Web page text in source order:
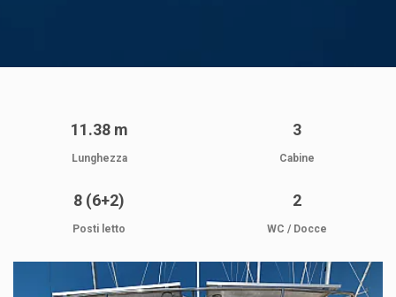
11.38 m
Lunghezza
3
Cabine
8 (6+2)
Posti letto
2
WC / Docce